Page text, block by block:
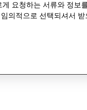
요청하는 서류와 정보
의적으로 선택되셔서